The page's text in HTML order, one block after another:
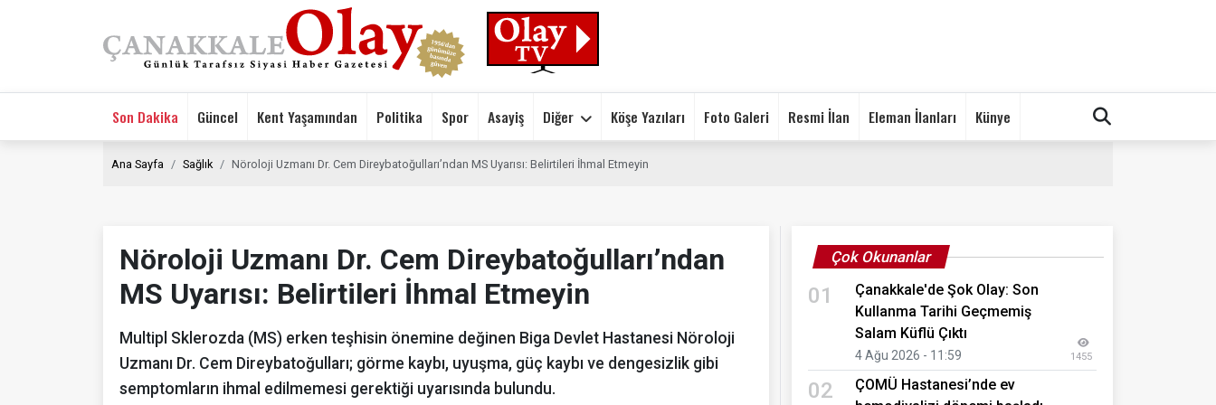
Son Dakika Güncel Kent Yaşamından Politika Spor Asayiş Diğer Köşe Yazıları Foto Galeri Resmi İlan Eleman İlanları Künye
Ana Sayfa Sağlık Nöroloji Uzmanı Dr. Cem Direybatoğulları’ndan MS Uyarısı: Belirtileri İhmal Etmeyin
Nöroloji Uzmanı Dr. Cem Direybatoğulları’ndan
MS Uyarısı: Belirtileri İhmal Etmeyin
Multipl Sklerozda (MS) erken teşhisin önemine değinen Biga Devlet Hastanesi Nöroloji
Uzmanı Dr. Cem Direybatoğulları; görme kaybı, uyuşma, güç kaybı ve dengesizlik gibi
semptomların ihmal edilmemesi gerektiği uyarısında bulundu.
Çok Okunanlar
01
Çanakkale'de Şok Olay: Son
Kullanma Tarihi Geçmemiş
Salam Küflü Çıktı
4 Ağu 2026 - 11:59 1455
02
ÇOMÜ Hastanesi’nde ev